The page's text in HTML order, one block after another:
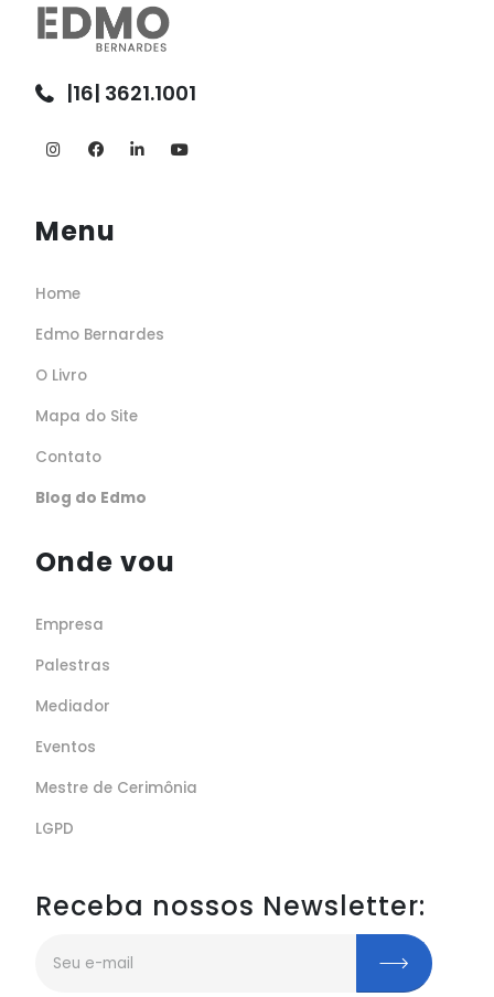
|16| 3621.1001
Menu
Home
Edmo Bernardes
O Livro
Mapa do Site
Contato
Blog do Edmo
Onde vou
Empresa
Palestras
Mediador
Eventos
Mestre de Cerimônia
LGPD
Receba nossos Newsletter: